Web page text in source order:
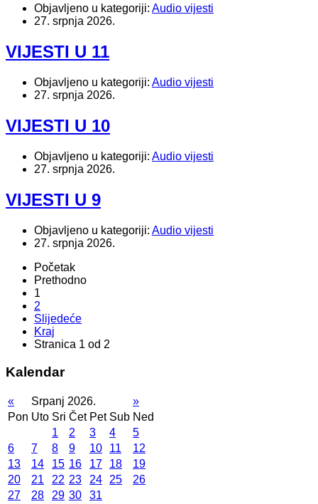
Objavljeno u kategoriji: Audio vijesti
27. srpnja 2026.
VIJESTI U 11
Objavljeno u kategoriji: Audio vijesti
27. srpnja 2026.
VIJESTI U 10
Objavljeno u kategoriji: Audio vijesti
27. srpnja 2026.
VIJESTI U 9
Objavljeno u kategoriji: Audio vijesti
27. srpnja 2026.
Početak
Prethodno
1
2
Slijedeće
Kraj
Stranica 1 od 2
Kalendar
« Srpanj 2026.
»
Pon Uto Sri Čet Pet Sub Ned
1
2 3 4
5
6
7 8 9 10 11
12
13
14 15 16 17 18
19
20
21 22 23 24 25
26
27
28 29 30 31